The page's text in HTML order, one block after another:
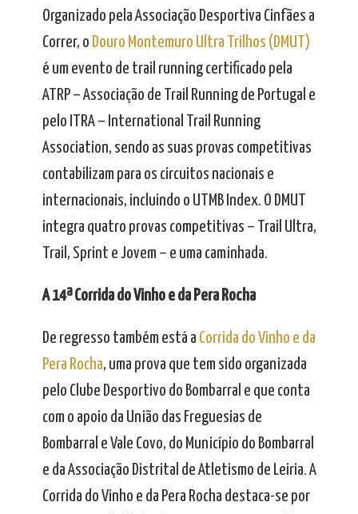
Organizado pela Associação Desportiva Cinfães a
Correr, o Douro Montemuro Ultra Trilhos (DMUT)
é um evento de trail running certificado pela
ATRP – Associação de Trail Running de Portugal e
pelo ITRA – International Trail Running
Association, sendo as suas provas competitivas
contabilizam para os circuitos nacionais e
internacionais, incluindo o UTMB Index. O DMUT
integra quatro provas competitivas – Trail Ultra,
Trail, Sprint e Jovem – e uma caminhada.
A 14ª Corrida do Vinho e da Pera Rocha
De regresso também está a Corrida do Vinho e da
Pera Rocha, uma prova que tem sido organizada
pelo Clube Desportivo do Bombarral e que conta
com o apoio da União das Freguesias de
Bombarral e Vale Covo, do Município do Bombarral
e da Associação Distrital de Atletismo de Leiria. A
Corrida do Vinho e da Pera Rocha destaca-se por